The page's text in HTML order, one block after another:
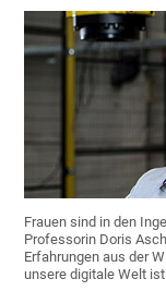
Frauen sind in den
Professorin Doris
Erfahrungen aus der
unsere digitale Welt